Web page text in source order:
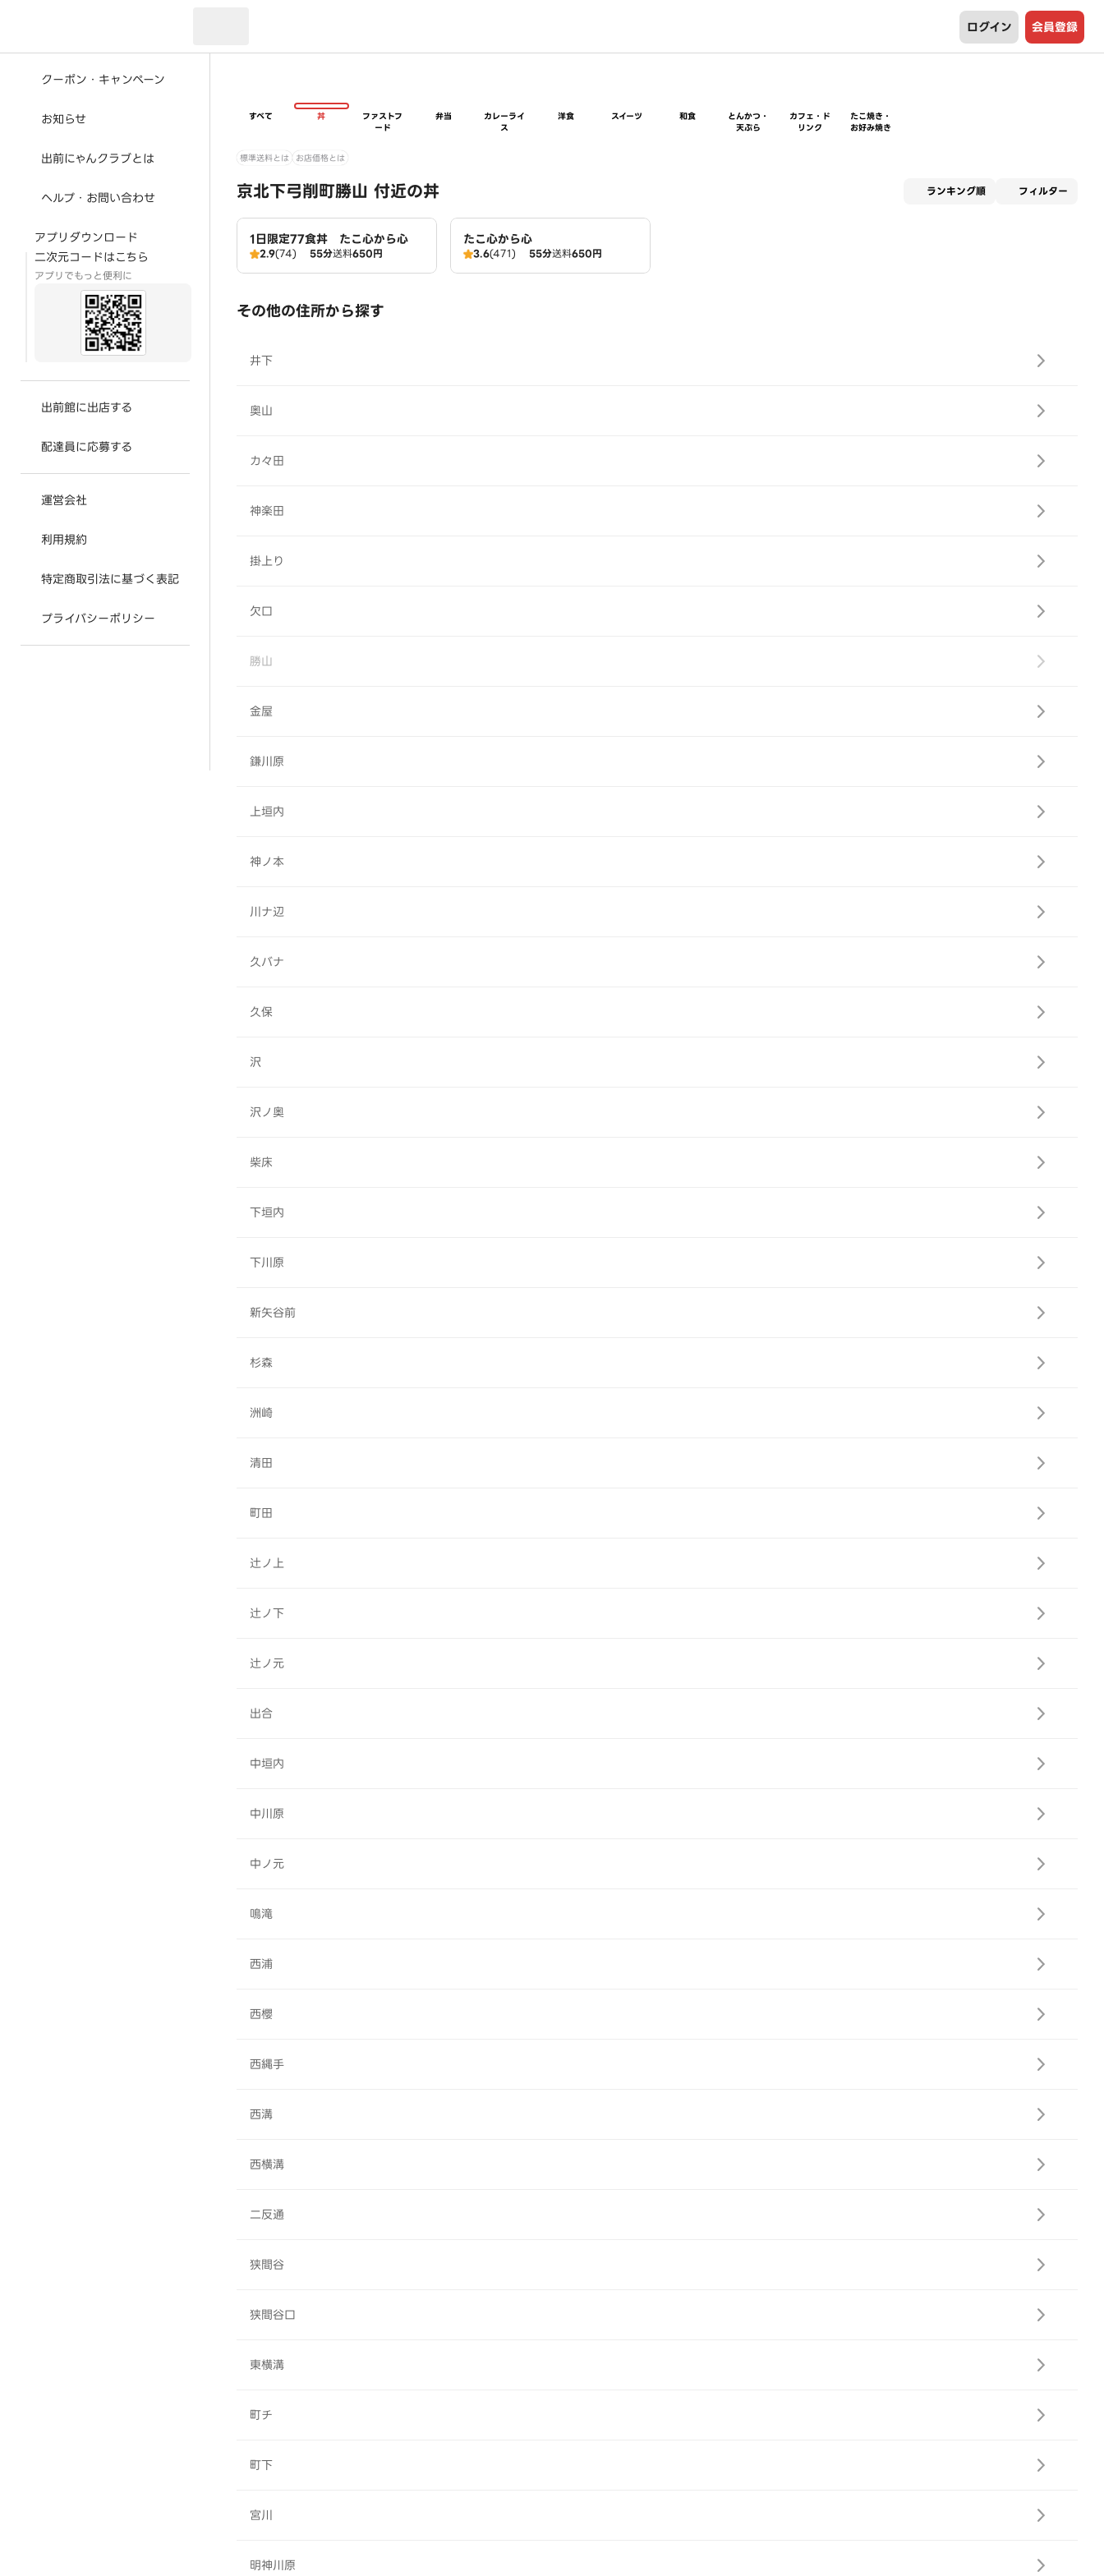
ログイン 会員登録
クーポン・キャンペーン
お知らせ
出前にゃんクラブとは
ヘルプ・お問い合わせ
アプリダウンロード
二次元コードはこちら
アプリでもっと便利に
出前館に出店する
配達員に応募する
運営会社
利用規約
特定商取引法に基づく表記
プライバシーポリシー
すべて 丼
ファストフ
ード
弁当
カレーライ
ス
洋食 スイーツ 和食
とんかつ・
天ぷら
カフェ・ド
リンク
たこ焼き・
お好み焼き
標準送料とは お店価格とは
京北下弓削町勝山 付近の丼 ランキング順 フィルター
1日限定77食丼 たこ心から心
2.9(74) 55分送料650円
たこ心から心
3.6(471) 55分送料650円
その他の住所から探す
井下
奥山
カ々田
神楽田
掛上り
欠口
勝山
金屋
鎌川原
上垣内
神ノ本
川ナ辺
久バナ
久保
沢
沢ノ奥
柴床
下垣内
下川原
新矢谷前
杉森
洲崎
清田
町田
辻ノ上
辻ノ下
辻ノ元
出合
中垣内
中川原
中ノ元
鳴滝
西浦
西櫻
西縄手
西溝
西横溝
二反通
狭間谷
狭間谷口
東横溝
町チ
町下
宮川
明神川原